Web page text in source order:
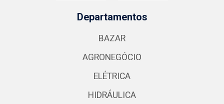
Departamentos
BAZAR
AGRONEGÓCIO
ELÉTRICA
HIDRÁULICA